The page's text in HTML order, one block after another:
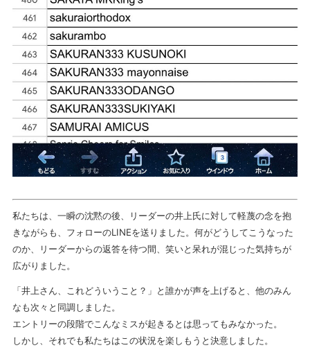
私たちは、一瞬の沈黙の後、リーダーの井上氏に対して軽蔑の念を抱
きながらも、フォローのLINEを送りました。何がどうしてこうなった
のか、リーダーからの返答を待つ間、笑いと呆れが混じった気持ちが
広がりました。
「井上さん、これどういうこと？」と誰かが声を上げると、他のみん
なも次々と同調しました。
エントリーの段階でこんなミスが起きるとは思ってもみなかった。
しかし、それでも私たちはこの状況を楽しもうと決意しました。